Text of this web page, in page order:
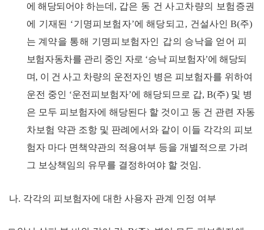
에 해당되어야 하는데 , 갑은 동 건 사고차량의 보험증권
에 기재된 ‘기명피보험 자’에 해당되고 , 건설사인 B(주)
는 계약을 통해 기명피보험 자인 갑의 승낙을 얻어 피
보험자동차를 관리 중인 자로 ‘승낙 피보험자’에 해당되
며, 이 건 사고 차량의 운전자인 병은 피보험자를 위하여
운전 중인 ‘운전피보험자’에 해당되므로 갑, B(주) 및 병
은 모두 피보험자에 해당된다 할 것이고 동 건 관련 자동
차보험 약관 조항 및 판례에서와 같이 이들 각각의 피보
험자 마다 면책약관의 적용여부 등을 개별적으로 가려
그 보상책임의 유무를 결정하여야 할 것임.
나. 각각의 피보험자에 대한 사용자 관계 인정 여부